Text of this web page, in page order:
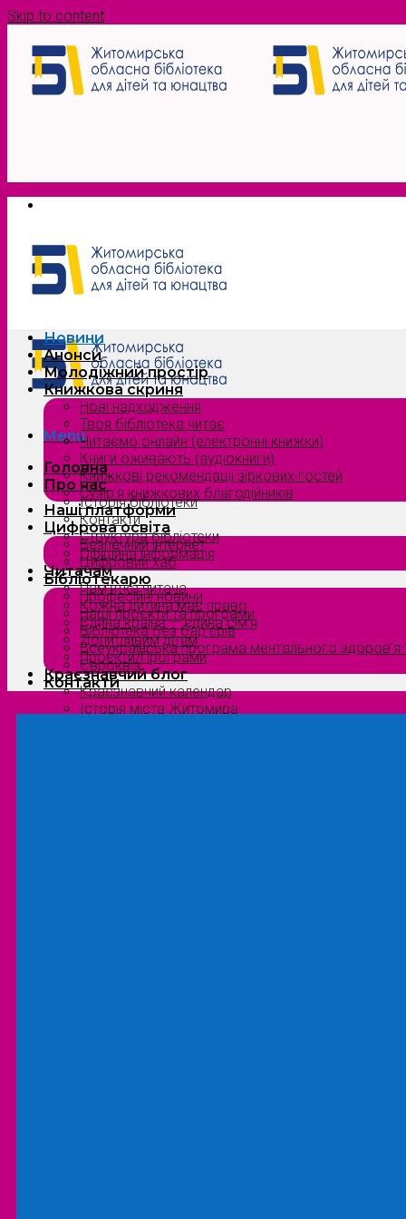
Skip to content
Menu
Головна
Про нас
Історія бібліотеки
Контакти
Структура бібліотеки
Офіційна інформація
Читачам
Пам’ятка читача
Кожна дитина має право
Єдина країна — єдина сім’я
Допитливим дітям
Проєкти/Програми
Краєзнавчий блог
Краєзнавчий календар
Історія міста Житомира
Новини
Анонси
Молодіжний простір
Книжкова скриня
Нові надходження
Твоя бібліотека читає
Читаємо онлайн (електронні книжки)
Книги оживають (аудіокниги)
Книжкові рекомендації зіркових гостей
Сузірʼя книжкових благодійників
Наші платформи
Цифрова освіта
Безпечний інтернет
Цифровий хаб
Бібліотекарю
Професійні новини
Наші проєкти та програми
Бібліотека без бар’єрів
Всеукраїнська програма ментального здоров’я
Євроквіз
Контакти